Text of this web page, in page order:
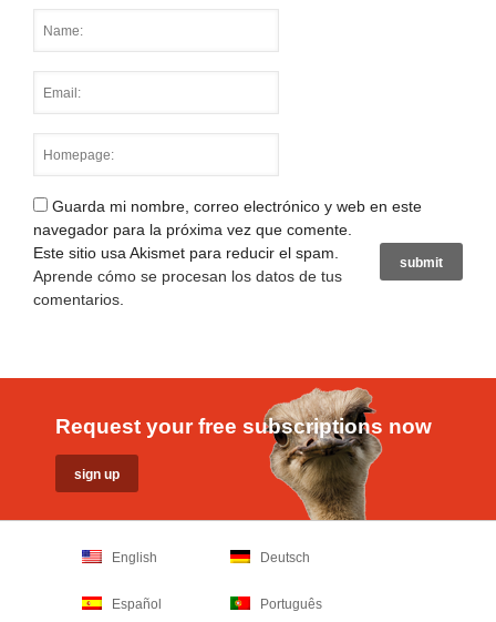
Guarda mi nombre, correo electrónico y web en este
navegador para la próxima vez que comente.
Este sitio usa Akismet para reducir el spam.
Aprende cómo se procesan los datos de tus
comentarios
Request your free subscriptions now
English Deutsch
Español Português